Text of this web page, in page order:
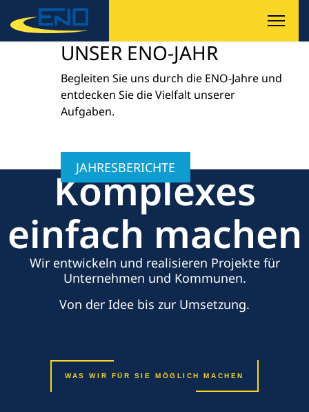
Komplexes
einfach machen
Wir entwickeln und realisieren Projekte für
Unternehmen und Kommunen.
Von der Idee bis zur Umsetzung.
WAS WIR FÜR SIE MÖGLICH MACHEN
UNSER ENO-JAHR
Begleiten Sie uns durch die ENO-Jahre und
entdecken Sie die Vielfalt unserer
Aufgaben.
JAHRESBERICHTE